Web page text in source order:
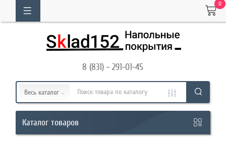
Обратный
звонок
0
8 (831) - 291-01-45
Весь каталог
Каталог товаров